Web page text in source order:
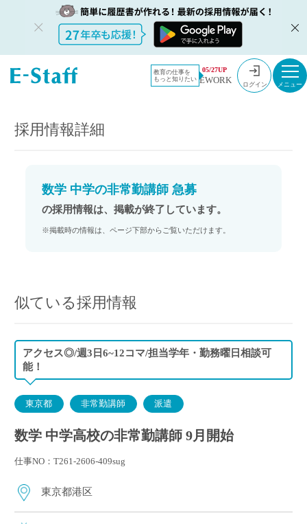
教育の仕事を
もっと知りたい
05/27UP
EWORK ログイン
教員採用情
報のイー・
採用情報
数学 中学の非常勤講師 急募
採用情報詳細
数学 中学の非常勤講師 急募
の採用情報は、掲載が終了しています。
※掲載時の情報は、ページ下部からご覧いただけます。
似ている採用情報
アクセス◎/週3日6~12コマ/担当学年・勤務曜日相談可
能！
東京都 非常勤講師 派遣
数学 中学高校の非常勤講師 9月開始
仕事NO：T261-2606-409sug
東京都港区